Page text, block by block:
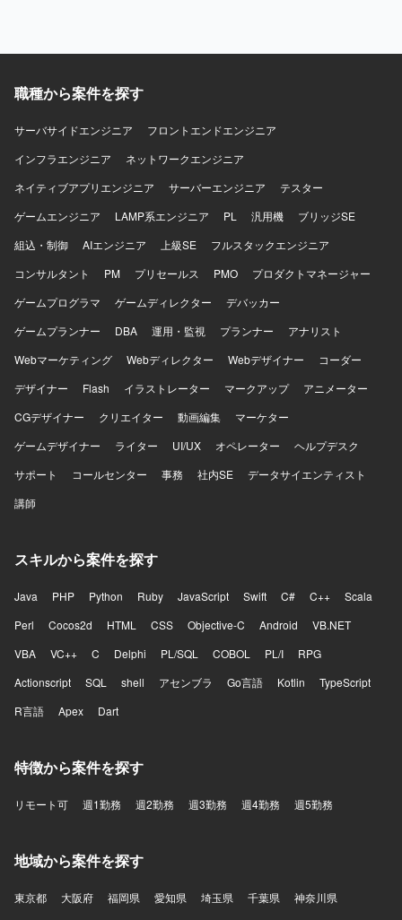
通貫で行ったご経験 ・事業会社でのフロントエンド開発の
職種から案件を探す
サーバサイドエンジニア
フロントエンドエンジニア
インフラエンジニア
ネットワークエンジニア
ネイティブアプリエンジニア
サーバーエンジニア
テスター
ゲームエンジニア
LAMP系エンジニア PL 汎用機
ブリッジSE
組込・制御
AIエンジニア 上級SE
フルスタックエンジニア
コンサルタント
PM プリセールス PMO
プロダクトマネージャー
ゲームプログラマ
ゲームディレクター
デバッカー
ゲームプランナー
DBA 運用・監視 プランナー
アナリスト
Webマーケティング
Webディレクター Webデザイナー
コーダー
デザイナー
Flash イラストレーター マークアップ
アニメーター
CGデザイナー
クリエイター 動画編集
マーケター
ゲームデザイナー
ライター UI/UX オペレーター
ヘルプデスク
サポート
コールセンター 事務 社内SE
データサイエンティスト
講師
スキルから案件を探す
Java PHP Python Ruby JavaScript Swift C# C++
Scala
Perl
Cocos2d HTML CSS Objective-C Android
VB.NET
VBA
VC++ C Delphi PL/SQL COBOL PL/I
RPG
Actionscript
SQL shell アセンブラ Go言語 Kotlin
TypeScript
R言語
Apex Dart
特徴から案件を探す
リモート可 週1勤務 週2勤務 週3勤務 週4勤務 週5勤務
地域から案件を探す
東京都 大阪府 福岡県 愛知県 埼玉県 千葉県
神奈川県